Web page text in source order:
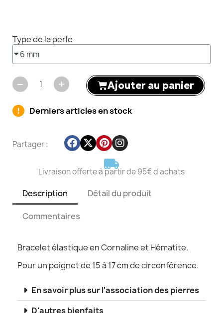
Type de la perle
Ajouter au panier
Derniers articles en stock
Partager :
Livraison offerte à partir de 95€ d'achats
Description Détail du produit
Commentaires
Bracelet élastique en Cornaline et Hématite.
Pour un poignet de 15 à 17 cm de circonférence.
En savoir plus sur l'association des pierres
D'autres bienfaits